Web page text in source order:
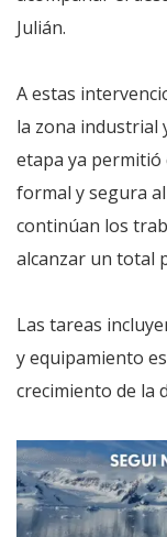
Julián.
A estas
la zona industrial
etapa ya permitió
formal y segura
continúan los
alcanzar un total
Las tareas
y equipamiento
crecimiento de la